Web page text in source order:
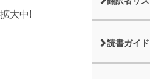
大中!
読書ガイ